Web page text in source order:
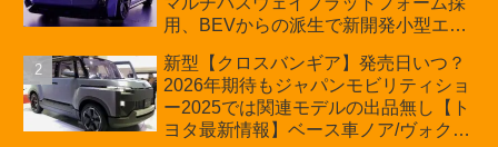
用、BEVからの派生で新開発小型エン
の採用は無しか【トヨタ最新情報】60
周年記念車発売
新型【クロスバンギア】発売日いつ？
2026年期待もジャパンモビリティショ
ー2025では関連モデルの出品無し【ト
ヨタ最新情報】ベース車ノア/ヴォクシ